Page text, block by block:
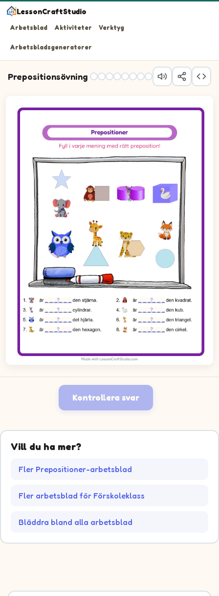
LessonCraftStudio
Arbetsblad Aktiviteter Verktyg
Arbetsbladsgeneratorer
Prepositionsövning
Uppgift 2: Skriv den preposition som beskriver läget.
Uppgift 3: Skriv den preposition som beskriver läget.
Uppgift 4: Skriv den preposition som beskriver läget.
Uppgift 5: Skriv den preposition som beskriver läget.
Uppgift 6: Skriv den preposition som beskriver läget.
Uppgift 7: Skriv den preposition som beskriver läget.
Uppgift 8: Skriv den preposition som beskriver läget.
Kontrollera svar
Vill du ha mer?
Fler Prepositioner-arbetsblad
Fler arbetsblad för Förskoleklass
Bläddra bland alla arbetsblad